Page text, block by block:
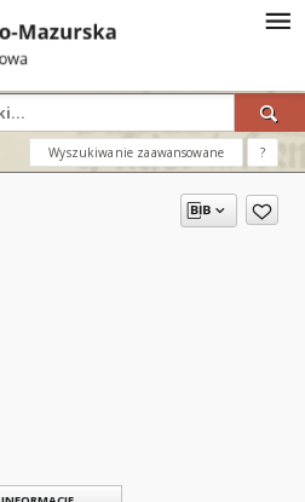
Wyszukiwanie zaawansowane ?